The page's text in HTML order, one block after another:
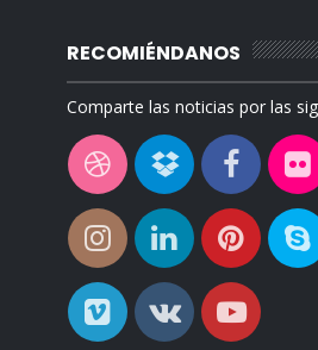
RECOMIÉNDANOS
Comparte las noticias por las